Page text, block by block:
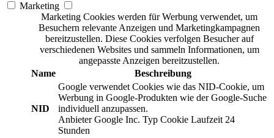
Marketing
Marketing Cookies werden für Werbung verwendet, um
Besuchern relevante Anzeigen und Marketingkampagnen
bereitzustellen. Diese Cookies verfolgen Besucher auf
verschiedenen Websites und sammeln Informationen, um
angepasste Anzeigen bereitzustellen.
Name
Beschreibung
NID
Google verwendet Cookies wie das NID-Cookie, um
Werbung in Google-Produkten wie der Google-Suche
individuell anzupassen.
Anbieter Google Inc. Typ Cookie Laufzeit 24
Stunden